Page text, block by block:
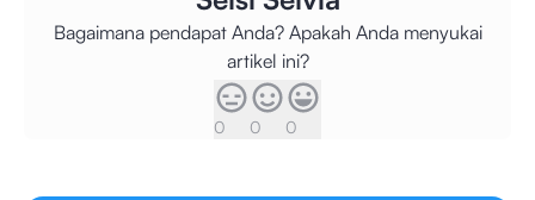
Bagaimana pendapat Anda? Apakah Anda menyukai
artikel ini?
0 0 0